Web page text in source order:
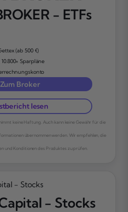
- ETFs
(ab 500 €)
Sparpläne
Zum Broker
lesen
keine Haftung. Auch kann keine Gewähr für die
übernommen werden. Wir empfehlen, die
und Konditionen des Produktes zu prüfen.
- Stocks